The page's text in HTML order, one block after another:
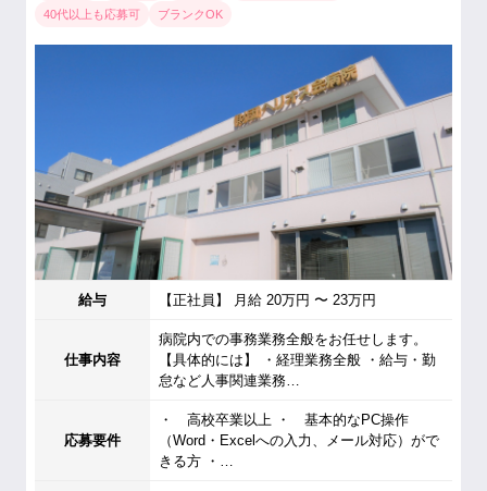
40代以上も応募可
ブランクOK
給与 【正社員】 月給 20万円 〜 23万円
仕事内容
病院内での事務業務全般をお任せします。
【具体的には】 ・経理業務全般 ・給与・勤
怠など人事関連業務…
応募要件
・ 高校卒業以上 ・ 基本的なPC操作
（Word・Excelへの入力、メール対応）がで
きる方 ・…